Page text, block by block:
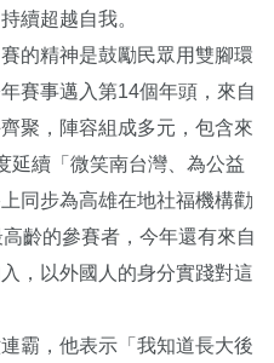
續超越自我。
的精神是鼓勵民眾用雙腳環
賽事邁入第14個年頭，來自
聚，陣容組成多元，包含來
延續「微笑南台灣、為公益
同步為高雄在地社福機構勸
齡的參賽者，今年還有來自
，以外國人的身分實踐對這
霸，他表示「我知道長大後